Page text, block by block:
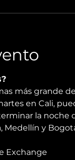
más grande
en Cali,
la
Medellín y
Exchange